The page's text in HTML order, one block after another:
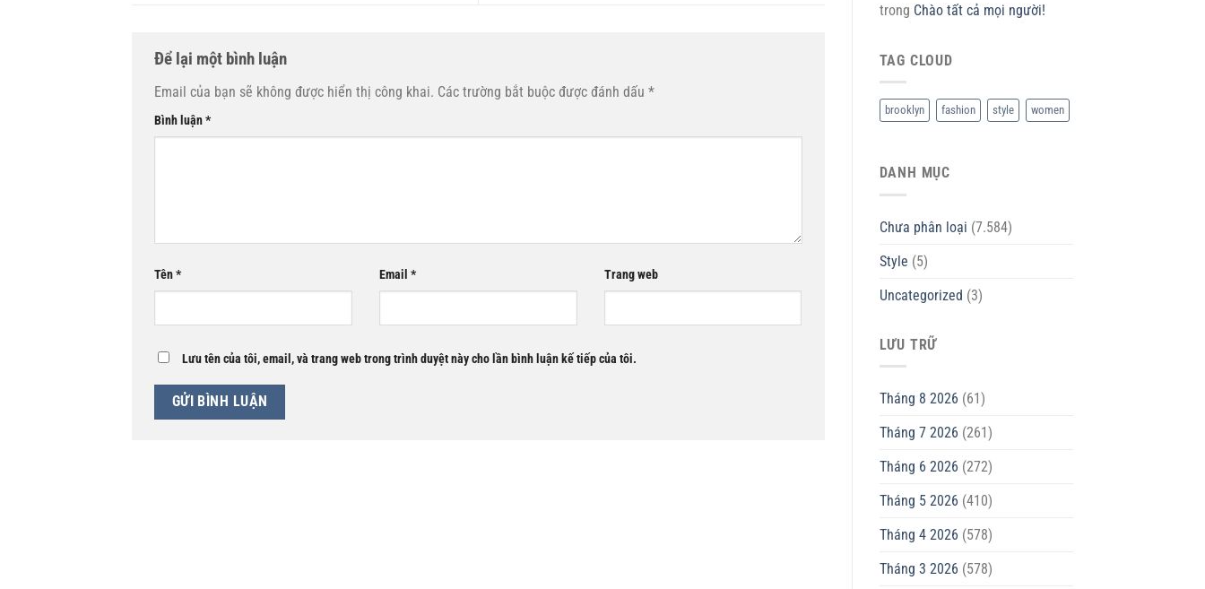
Để lại một bình luận
Email của bạn sẽ không được hiển thị công khai. Các trường bắt buộc được đánh dấu *
Bình luận*
Tên* Email * Trang web
Lưu tên của tôi, email, và trang web trong trình duyệt này cho lần bình luận kế tiếp của tôi.
trong Chào tất cả mọi người!
TAG CLOUD
brooklyn fashion style women
DANH MỤC
Chưa phân loại (7.584)
Style (5)
Uncategorized (3)
LƯU TRỮ
Tháng 8 2026 (61)
Tháng 7 2026 (261)
Tháng 6 2026 (272)
Tháng 5 2026 (410)
Tháng 4 2026 (578)
Tháng 3 2026 (578)